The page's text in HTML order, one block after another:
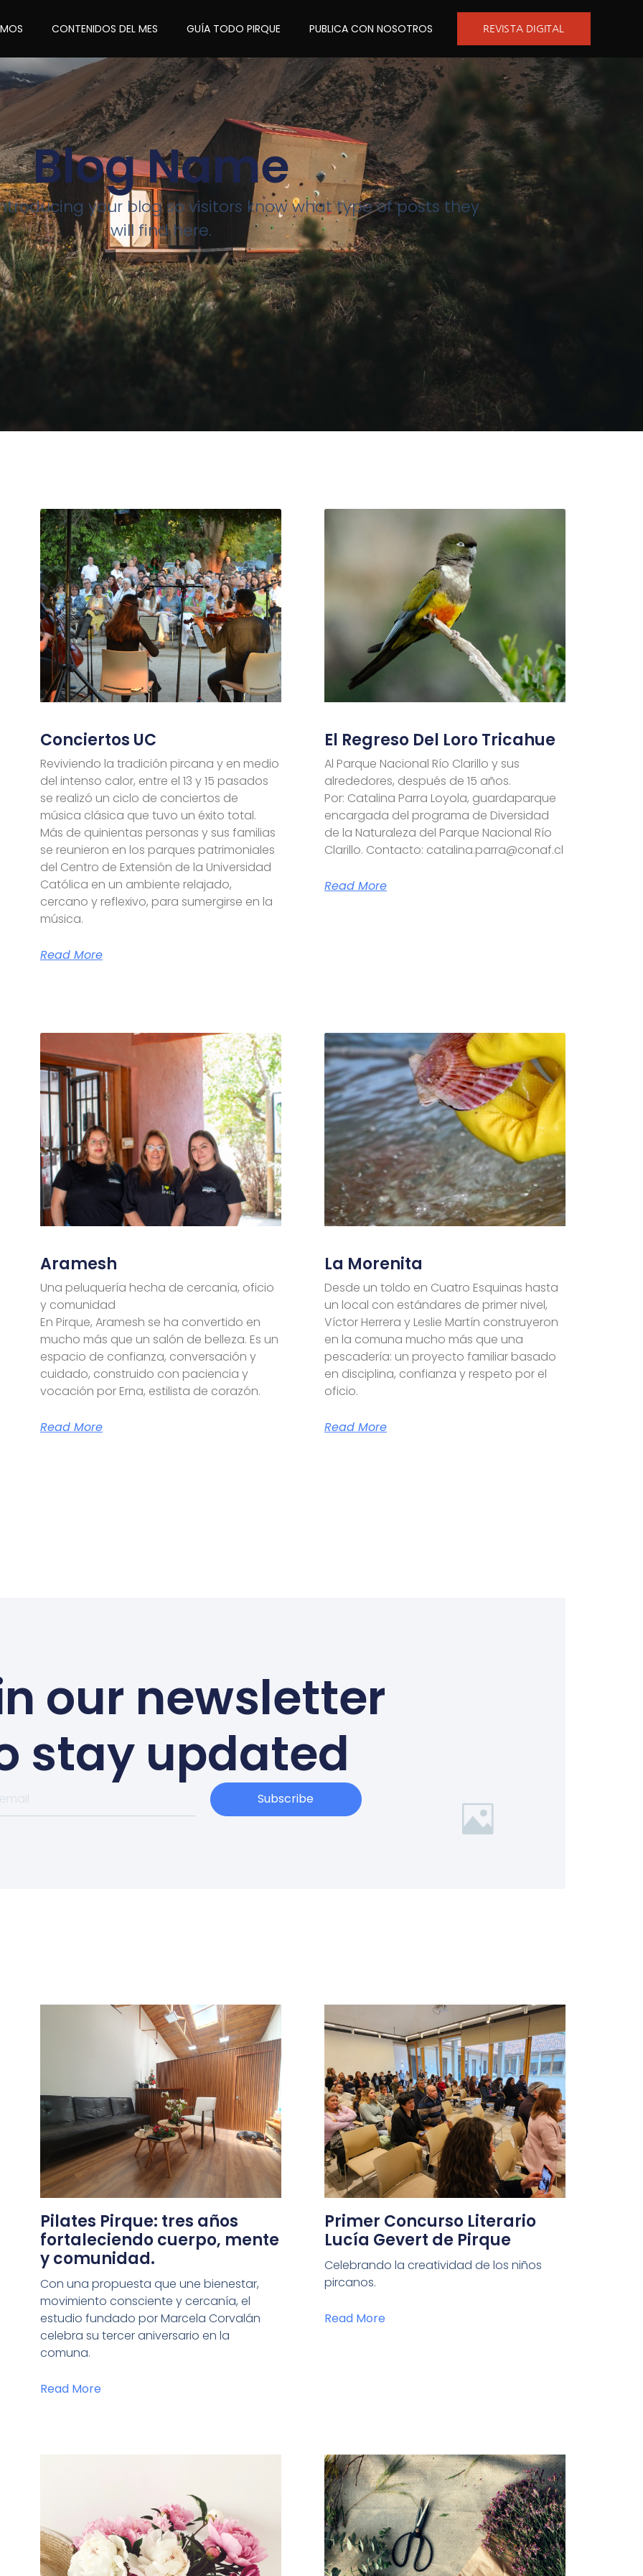
CONTENIDOS DEL MES GUÍA TODO PIRQUE PUBLICA CON NOSOTROS REVISTA DIGITAL
Blog Name
your blog so visitors know what type of posts they
will find here.
Conciertos UC
Reviviendo la tradición pircana y en medio
del intenso calor, entre el 13 y 15 pasados
se realizó un ciclo de conciertos de
música clásica que tuvo un éxito total.
Más de quinientas personas y sus familias
se reunieron en los parques patrimoniales
del Centro de Extensión de la Universidad
Católica en un ambiente relajado,
cercano y reflexivo, para sumergirse en la
música.
Read More
El Regreso Del Loro Tricahue
Al Parque Nacional Río Clarillo y sus
alrededores, después de 15 años.
Por: Catalina Parra Loyola, guardaparque
encargada del programa de Diversidad
de la Naturaleza del Parque Nacional Río
Clarillo. Contacto: catalina.parra@conaf.cl
Read More
Aramesh
Una peluquería hecha de cercanía, oficio
y comunidad
En Pirque, Aramesh se ha convertido en
mucho más que un salón de belleza. Es un
espacio de confianza, conversación y
cuidado, construido con paciencia y
vocación por Erna, estilista de corazón.
Read More
La Morenita
Desde un toldo en Cuatro Esquinas hasta
un local con estándares de primer nivel,
Víctor Herrera y Leslie Martín construyeron
en la comuna mucho más que una
pescadería: un proyecto familiar basado
en disciplina, confianza y respeto por el
oficio.
Read More
our newsletter
stay updated
Subscribe
Pilates Pirque: tres años
fortaleciendo cuerpo, mente
y comunidad.
Con una propuesta que une bienestar,
movimiento consciente y cercanía, el
estudio fundado por Marcela Corvalán
celebra su tercer aniversario en la
comuna.
Read More
Primer Concurso Literario
Lucía Gevert de Pirque
Celebrando la creatividad de los niños
pircanos.
Read More